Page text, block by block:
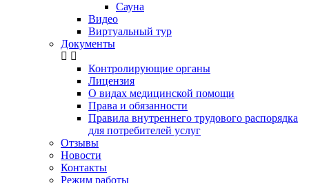
Сауна
Видео
Виртуальный тур
Документы
Контролирующие органы
Лицензия
О видах медицинской помощи
Права и обязанности
Правила внутреннего трудового распорядка
для потребителей услуг
Отзывы
Новости
Контакты
Режим работы